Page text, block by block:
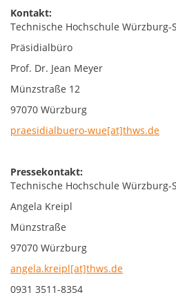
Kontakt:
Technische Hochschule
Präsidialbüro
Prof. Dr. Jean Meyer
Münzstraße 12
97070 Würzburg
praesidialbuero-wue[at]thws.de
Pressekontakt:
Technische Hochschule
Angela Kreipl
Münzstraße
97070 Würzburg
angela.kreipl[at]thws.de
0931 3511-8354